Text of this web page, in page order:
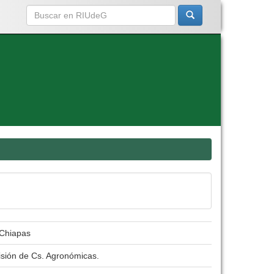
de Cs. Agronómicas.